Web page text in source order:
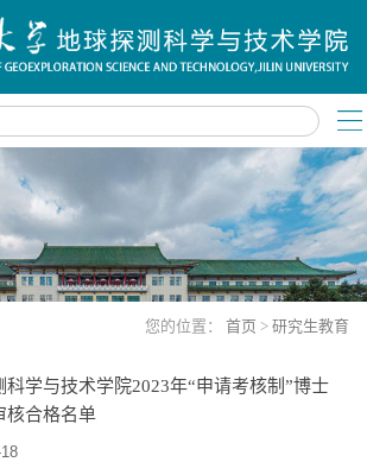
您的位置： 首页 > 研究生教育
科学与技术学院2023年“申请考核制”博士
核合格名单